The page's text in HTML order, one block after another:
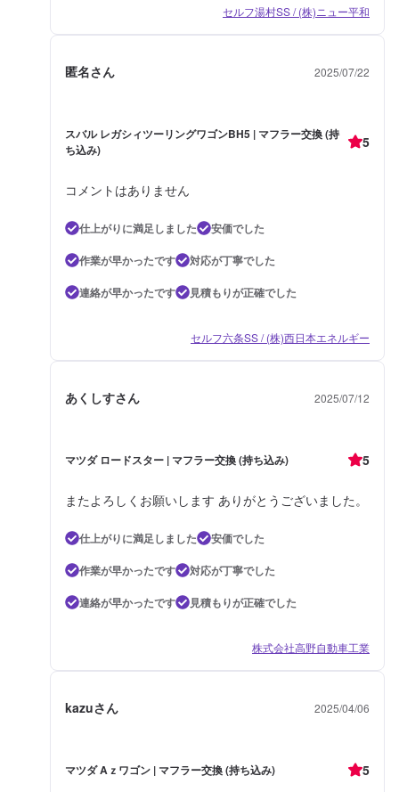
セルフ湯村SS / (株)ニュー平和
匿名さん 2025/07/22
スバル レガシィツーリングワゴンBH5 | マフラー交換 (持
ち込み)
5
コメントはありません
仕上がりに満足しました
安価でした
作業が早かったです
対応が丁寧でした
連絡が早かったです
見積もりが正確でした
セルフ六条SS / (株)西日本エネルギー
あくしすさん 2025/07/12
マツダ ロードスター | マフラー交換 (持ち込み) 5
またよろしくお願いします ありがとうございました。
仕上がりに満足しました
安価でした
作業が早かったです
対応が丁寧でした
連絡が早かったです
見積もりが正確でした
株式会社高野自動車工業
kazuさん 2025/04/06
マツダ Aｚワゴン | マフラー交換 (持ち込み) 5